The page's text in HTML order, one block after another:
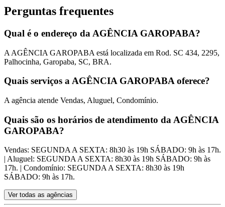
Perguntas frequentes
Qual é o endereço da AGÊNCIA GAROPABA?
A AGÊNCIA GAROPABA está localizada em Rod. SC 434, 2295,
Palhocinha, Garopaba, SC, BRA.
Quais serviços a AGÊNCIA GAROPABA oferece?
A agência atende Vendas, Aluguel, Condomínio.
Quais são os horários de atendimento da AGÊNCIA
GAROPABA?
Vendas: SEGUNDA A SEXTA: 8h30 às 19h SÁBADO: 9h às 17h.
| Aluguel: SEGUNDA A SEXTA: 8h30 às 19h SÁBADO: 9h às
17h. | Condomínio: SEGUNDA A SEXTA: 8h30 às 19h
SÁBADO: 9h às 17h.
Ver todas as agências